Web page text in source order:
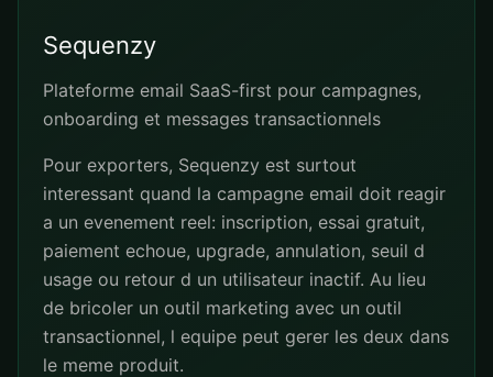
Sequenzy
Plateforme email SaaS-first pour campagnes,
onboarding et messages transactionnels
Pour exporters, Sequenzy est surtout
interessant quand la campagne email doit reagir
a un evenement reel: inscription, essai gratuit,
paiement echoue, upgrade, annulation, seuil d
usage ou retour d un utilisateur inactif. Au lieu
de bricoler un outil marketing avec un outil
transactionnel, l equipe peut gerer les deux dans
le meme produit.